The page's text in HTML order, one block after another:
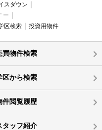
スダウン
ー
区検索 投資用物件
買物件検索
区から検索
件閲覧履歴
タッフ紹介